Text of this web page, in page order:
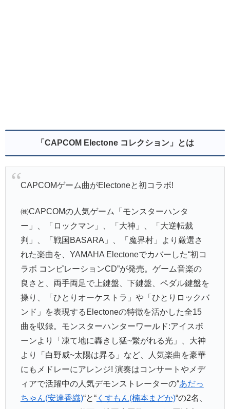
「CAPCOM Electone コレクション」とは
CAPCOMゲーム曲がElectoneと初コラボ!
㈱CAPCOMの人気ゲーム「モンスターハンタ
ー」、「ロックマン」、「大神」、「大逆転裁
判」、「戦国BASARA」、「魔界村」より厳選さ
れた楽曲を、YAMAHA Electoneでカバーした“初コ
ラボ コンピレーションCD”が発売。ゲーム音楽の
良さと、両手両足で上鍵盤、下鍵盤、ペダル鍵盤を
操り、「ひとりオーケストラ」や「ひとりロックバ
ンド」を表現するElectoneの特徴を活かした全15
曲を収録。モンスターハンターワールド:アイスボ
ーンより「凍て地に轟きし猛~繋がれる光」、大神
より「白野威~太陽は昇る」など、人気楽曲を豪華
にもメドレーにアレンジ! 演奏はコンサートやメデ
ィアで活躍中の人気デモンストレーターの“あだっ
ちゃん(安達香織)“と“くすもん(楠本まどか)“の2名、